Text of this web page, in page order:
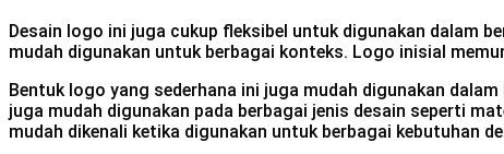
Desain logo ini juga cukup fleksibel untuk digunakan dalam
mudah digunakan untuk berbagai konteks. Logo inisial
Bentuk logo yang sederhana ini juga mudah digunakan
juga mudah digunakan pada berbagai jenis desain seperti
mudah dikenali ketika digunakan untuk berbagai kebutuhan